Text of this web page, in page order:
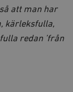
att man har
kärleksfulla,
redan ’från